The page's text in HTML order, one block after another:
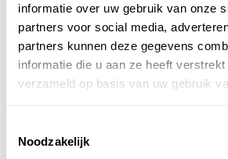
informatie over uw gebruik van onze
partners voor social media,
partners kunnen deze gegevens
informatie die u aan ze heeft
verzameld op basis van uw gebruik
Noodzakelijk
reserveringen hieronder.